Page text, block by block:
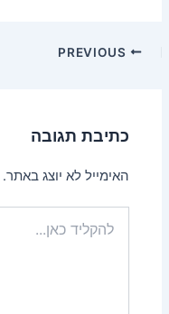
Post
כתיבת תגובה
האימייל לא יוצג באתר.
כאן...